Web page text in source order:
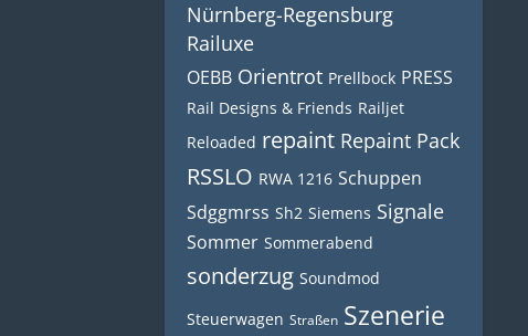
Nürnberg-Regensburg
Railuxe
OEBB Orientrot Prellbock PRESS
Rail Designs & Friends Railjet
Reloaded repaint Repaint Pack
RSSLO RWA 1216 Schuppen
Sdggmrss Sh2 Siemens Signale
Sommer Sommerabend
sonderzug Soundmod
Steuerwagen Straßen Szenerie